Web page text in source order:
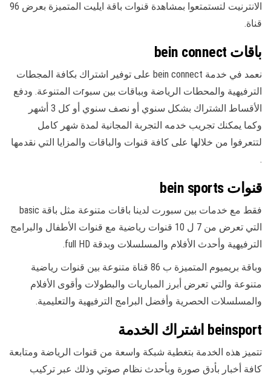
الانترنيت لتستمتعوا بمشاهدة قنوات باقة ايليت المتميزة بعرض 96
قناة.
باقات bein connect
نعمد في خدمة bein connect على توفير اشتراك بكافة المجطات
الترفيهية والمحطات الرياضة وبباقات بين سبوrت المتنوعة. ودفع
الأقساط الشتراك بشكل سنوي أو نصف سنوي أو كل 3 أشهر
وكما يمكنك تجريب خدمه التجربة المجانية لمدة شهر كامل
لتتعرفوا من خلالها على كافة قنوات والباقات والمزايا التي نقدمها
.
قنوات bein sports
فقط مع خدمات بين سبورت لدينا باقات متنوعة مثل باقة basic
التي تعرض من 7 ل 10 قنوات رياضية مع قنوات الأطفال والبرامج
الترفيهية وأحدث الأفلام والمسلسلات وبدقة full HD.
وباقة بريميوم المتميزة ب 86 قناة متنوعة بين قنوات رياضية
متنوعة والتي تعرض أبرز المباريات والبطولات وأقوى الأفلام
والمسلسلات الحصرية وأفضل البرامج الترفيهية والتعليمية.
beinsport اشتراك الخدمة
تتميز هذه الخدمة بتغطية شبكة واسعة من قنوات الرياضة ومتابعة
كافة أخبار بأدق صورة وبأحدث نظام صوتي وذلك عبر تركيب